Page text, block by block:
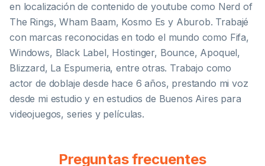
en localización de contenido de youtube como Nerd of
The Rings, Wham Baam, Kosmo Es y Aburob. Trabajé
con marcas reconocidas en todo el mundo como Fifa,
Windows, Black Label, Hostinger, Bounce, Apoquel,
Blizzard, La Espumeria, entre otras. Trabajo como
actor de doblaje desde hace 6 años, prestando mi voz
desde mi estudio y en estudios de Buenos Aires para
videojuegos, series y películas.
Preguntas frecuentes